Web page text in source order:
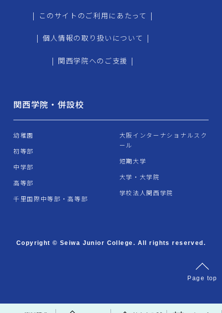
| このサイトのご利用にあたって |
| 個人情報の取り扱いについて |
| 関西学院へのご支援 |
関西学院・併設校
幼稚園
初等部
中学部
高等部
千里国際中等部・高等部
大阪インターナショナルスク
ール
短期大学
大学・大学院
学校法人関西学院
Copyright © Seiwa Junior College. All rights reserved.